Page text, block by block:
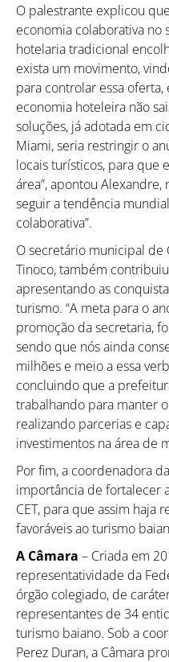
O palestrante explicou
economia colaborativa no
hotelaria tradicional
exista um movimento,
para controlar essa
economia hoteleira não
soluções, já adotada em
Miami, seria restringir o
locais turísticos, para que
área”, apontou Alexandre,
seguir a tendência
colaborativa”.
O secretário municipal de
Tinoco, também
apresentando as
turismo. “A meta para o
promoção da secretaria,
sendo que nós ainda
milhões e meio a essa
concluindo que a
trabalhando para manter
realizando parcerias e
investimentos na área de
Por fim, a coordenadora
importância de fortalecer
CET, para que assim haja
favoráveis ao turismo
A Câmara – Criada em
representatividade da
órgão colegiado, de
representantes de 34
turismo baiano. Sob a
Perez Duran, a Câmara